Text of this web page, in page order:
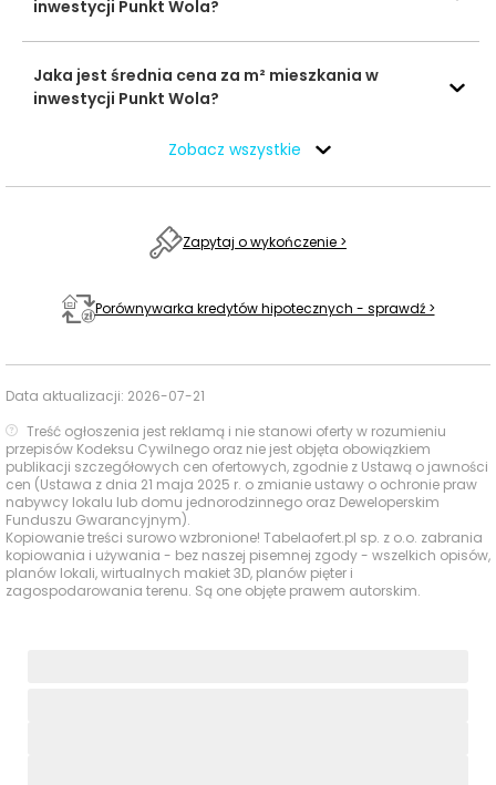
średnie
Jezuitów im. św.
Zespół Szkół
Elektrycznych nr 1
Wydział
UJ
Seminarium
Bożej z La Salette
Obiekty
sportowe
Dzielnicowe
Rekreacji Na
Kozłówce
1567 m 20 min
Centra
handlowe
Bonarka City
Center
Park Handlowy
Zakopianka
3033 m 41 min
inwestycji Punkt Wola?
Jaka jest średnia cena za m² mieszkania w
inwestycji Punkt Wola?
Zobacz wszystkie
Zapytaj o wykończenie >
Porównywarka kredytów hipotecznych - sprawdź >
Data aktualizacji: 2026-07-21
Treść ogłoszenia jest reklamą i nie stanowi oferty w rozumieniu
przepisów Kodeksu Cywilnego oraz nie jest objęta obowiązkiem
publikacji szczegółowych cen ofertowych, zgodnie z Ustawą o jawności
cen (Ustawa z dnia 21 maja 2025 r. o zmianie ustawy o ochronie praw
nabywcy lokalu lub domu jednorodzinnego oraz Deweloperskim
Funduszu Gwarancyjnym).
Kopiowanie treści surowo wzbronione! Tabelaofert.pl sp. z o.o. zabrania
kopiowania i używania - bez naszej pisemnej zgody - wszelkich opisów,
planów lokali, wirtualnych makiet 3D, planów pięter i
zagospodarowania terenu. Są one objęte prawem autorskim.